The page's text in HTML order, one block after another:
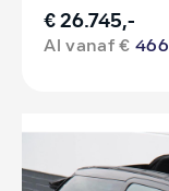
€ 26.745,-
Al vanaf €466